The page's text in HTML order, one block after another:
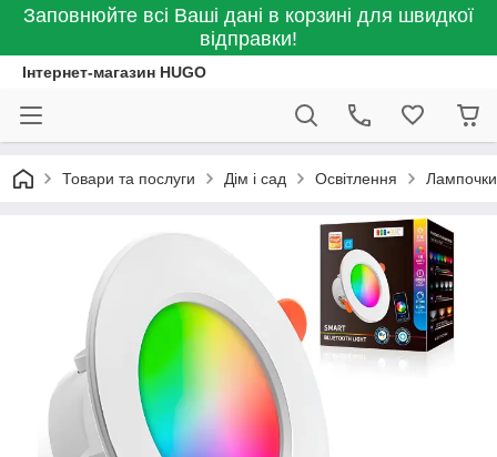
Заповнюйте всі Ваші дані в корзині для швидкої
відправки!
Інтернет-магазин HUGO
Товари та послуги Дім і сад Освітлення Лампочки